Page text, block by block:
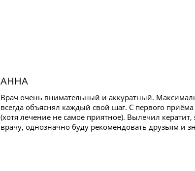
АННА
Врач очень внимательный и аккуратный.
всегда объяснял каждый свой шаг. С первого
(хотя лечение не самое приятное). Вылечил
врачу, однозначно буду рекомендовать друзьям и